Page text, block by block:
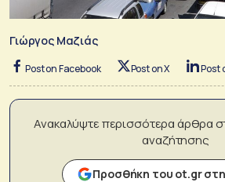
Γιώργος Μαζιάς
Post on Facebook Post on X Post
Ανακαλύψτε περισσότερα άρθρα
αναζήτησης
Προσθήκη του ot.gr